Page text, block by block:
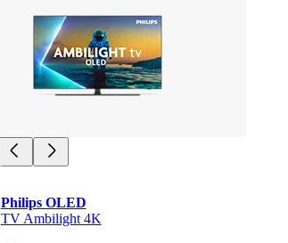
Philips OLED
TV Ambilight 4K